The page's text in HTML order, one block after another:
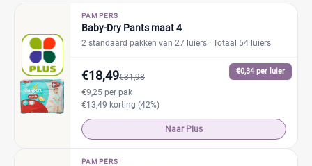
PAMPERS
Baby-Dry Pants maat 4
2 standaard pakken van 27 luiers · Totaal 54 luiers
€0,34 per luier
€18,49€31,98
€9,25 per pak
€13,49 korting (42%)
Naar Plus
PAMPERS